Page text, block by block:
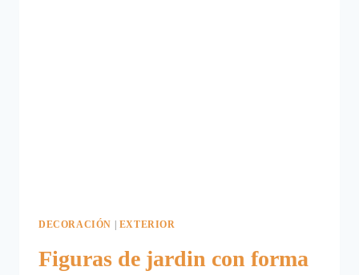
DECORACIÓN | EXTERIOR
Figuras de jardin con forma